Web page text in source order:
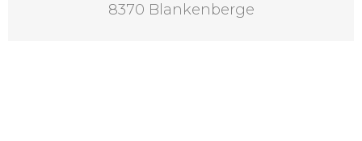
8370 Blankenberge